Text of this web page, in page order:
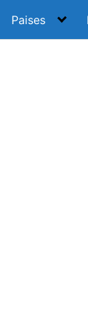
Paises